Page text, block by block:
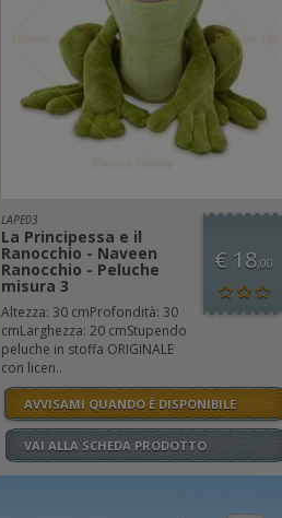
LAPE03
La Principessa e il
Ranocchio - Naveen
Ranocchio - Peluche
misura 3
Altezza: 30 cmProfondità: 30
cmLarghezza: 20 cmStupendo
peluche in stoffa ORIGINALE
con licen..
€ 18,00
AVVISAMI QUANDO È DISPONIBILE
VAI ALLA SCHEDA PRODOTTO